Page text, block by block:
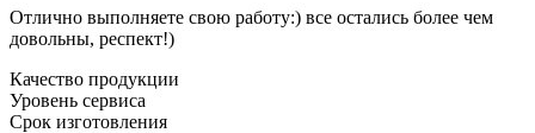
Отлично выполняете свою работу:) все остались более чем
довольны, респект!)
Качество продукции
Уровень сервиса
Срок изготовления